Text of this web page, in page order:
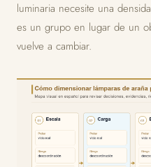
luminaria necesite una
es un grupo en lugar de un
vuelve a cambiar.